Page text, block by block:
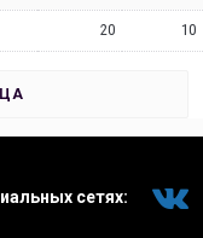
20 10
сетях: